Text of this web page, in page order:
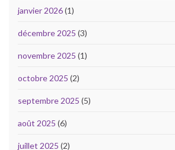
janvier 2026(1)
décembre 2025 (3)
novembre 2025 (1)
octobre 2025 (2)
septembre 2025 (5)
août 2025 (6)
juillet 2025 (2)